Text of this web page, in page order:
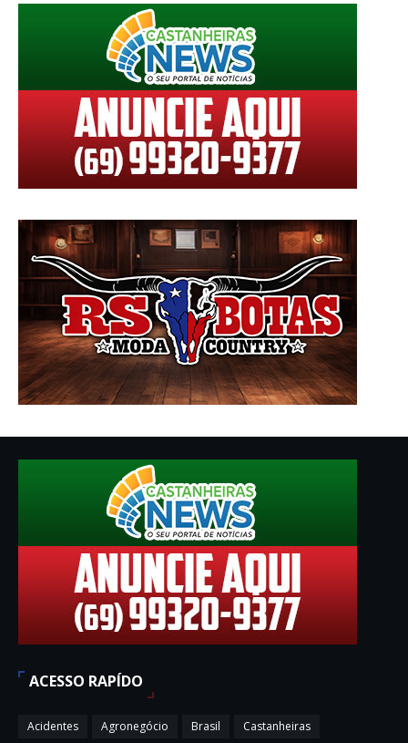
ACESSO RAPÍDO
Acidentes Agronegócio Brasil
Castanheiras